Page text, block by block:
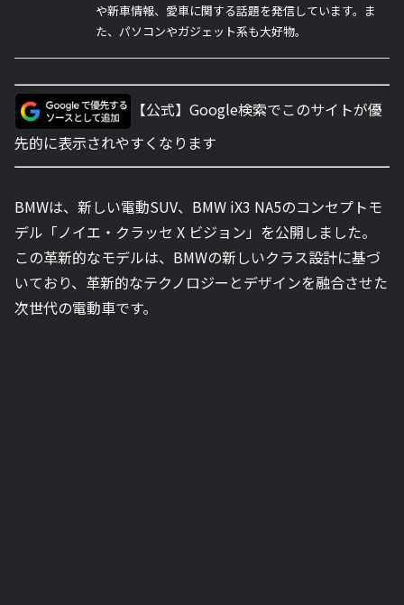
や新車情報、愛車に関する話題を発信しています。ま
た、パソコンやガジェット系も大好物。
【公式】Google検索でこのサイトが優
先的に表示されやすくなります
BMWは、新しい電動SUV、BMW iX3 NA5のコンセプトモ
デル「ノイエ・クラッセ X ビジョン」を公開しました。
この革新的なモデルは、BMWの新しいクラス設計に基づ
いており、革新的なテクノロジーとデザインを融合させた
次世代の電動車です。